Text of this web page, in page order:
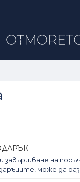
завършване на
може да